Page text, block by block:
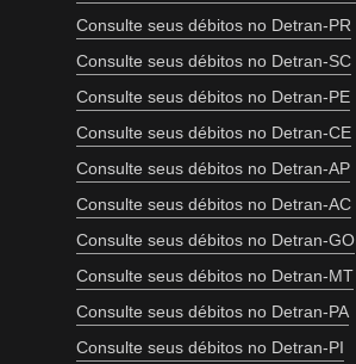
Consulte seus débitos no Detran-PR
Consulte seus débitos no Detran-SC
Consulte seus débitos no Detran-PE
Consulte seus débitos no Detran-CE
Consulte seus débitos no Detran-AP
Consulte seus débitos no Detran-AC
Consulte seus débitos no Detran-GO
Consulte seus débitos no Detran-MT
Consulte seus débitos no Detran-PA
Consulte seus débitos no Detran-PI